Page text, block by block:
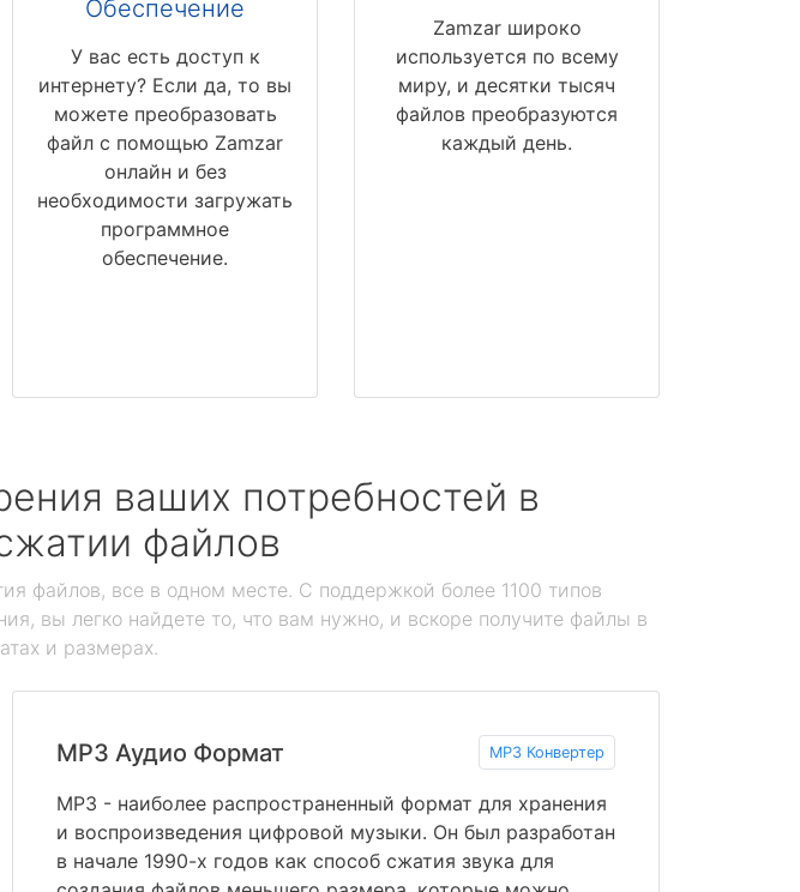
Обеспечение
У вас есть доступ к
интернету? Если да, то вы
можете преобразовать
файл с помощью Zamzar
онлайн и без
необходимости загружать
программное
обеспечение.
Zamzar широко
используется по всему
миру, и десятки тысяч
файлов преобразуются
каждый день.
ваших потребностей в
файлов
файлов, все в одном месте. С поддержкой более 1100 типов
вы легко найдете то, что вам нужно, и вскоре получите файлы в
и размерах.
MP3 Аудио Формат MP3 Конвертер
MP3 - наиболее распространенный формат для хранения
и воспроизведения цифровой музыки. Он был разработан
в начале 1990-х годов как способ сжатия звука для